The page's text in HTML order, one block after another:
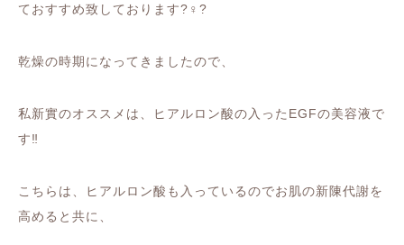
ておすすめ致しております?‍♀️?
乾燥の時期になってきましたので、
私新實のオススメは、ヒアルロン酸の入った EGFの美容液で
す‼️
こちらは、ヒアルロン酸も入っているのでお肌の新陳代謝を
高めると共に、